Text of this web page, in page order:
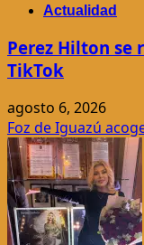
Actualidad
Perez Hilton se
TikTok
agosto 6, 2026
Foz de Iguazú